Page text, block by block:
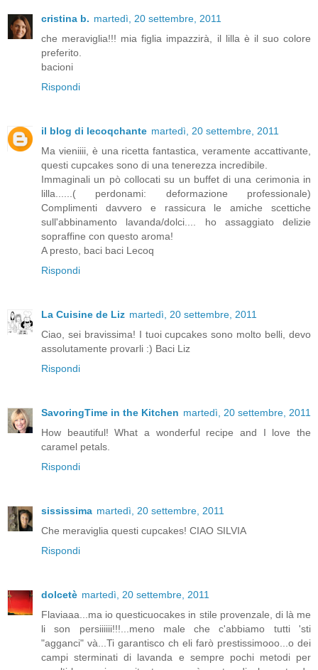
cristina b. martedì, 20 settembre, 2011
che meraviglia!!! mia figlia impazzirà, il lilla è il suo colore
preferito.
bacioni
Rispondi
il blog di lecoqchante martedì, 20 settembre, 2011
Ma vieniiii, è una ricetta fantastica, veramente accattivante,
questi cupcakes sono di una tenerezza incredibile.
Immaginali un pò collocati su un buffet di una cerimonia in
lilla......( perdonami: deformazione professionale)
Complimenti davvero e rassicura le amiche scettiche
sull'abbinamento lavanda/dolci.... ho assaggiato delizie
sopraffine con questo aroma!
A presto, baci baci Lecoq
Rispondi
La Cuisine de Liz martedì, 20 settembre, 2011
Ciao, sei bravissima! I tuoi cupcakes sono molto belli, devo
assolutamente provarli :) Baci Liz
Rispondi
SavoringTime in the Kitchen martedì, 20 settembre, 2011
How beautiful! What a wonderful recipe and I love the
caramel petals.
Rispondi
sississima martedì, 20 settembre, 2011
Che meraviglia questi cupcakes! CIAO SILVIA
Rispondi
dolcetè martedì, 20 settembre, 2011
Flaviaaa...ma io questicuocakes in stile provenzale, di là me
li son persiiiiii!!!...meno male che c'abbiamo tutti 'sti
"agganci" và...Ti garantisco ch eli farò prestissimooo...o dei
campi sterminati di lavanda e sempre pochi metodi per